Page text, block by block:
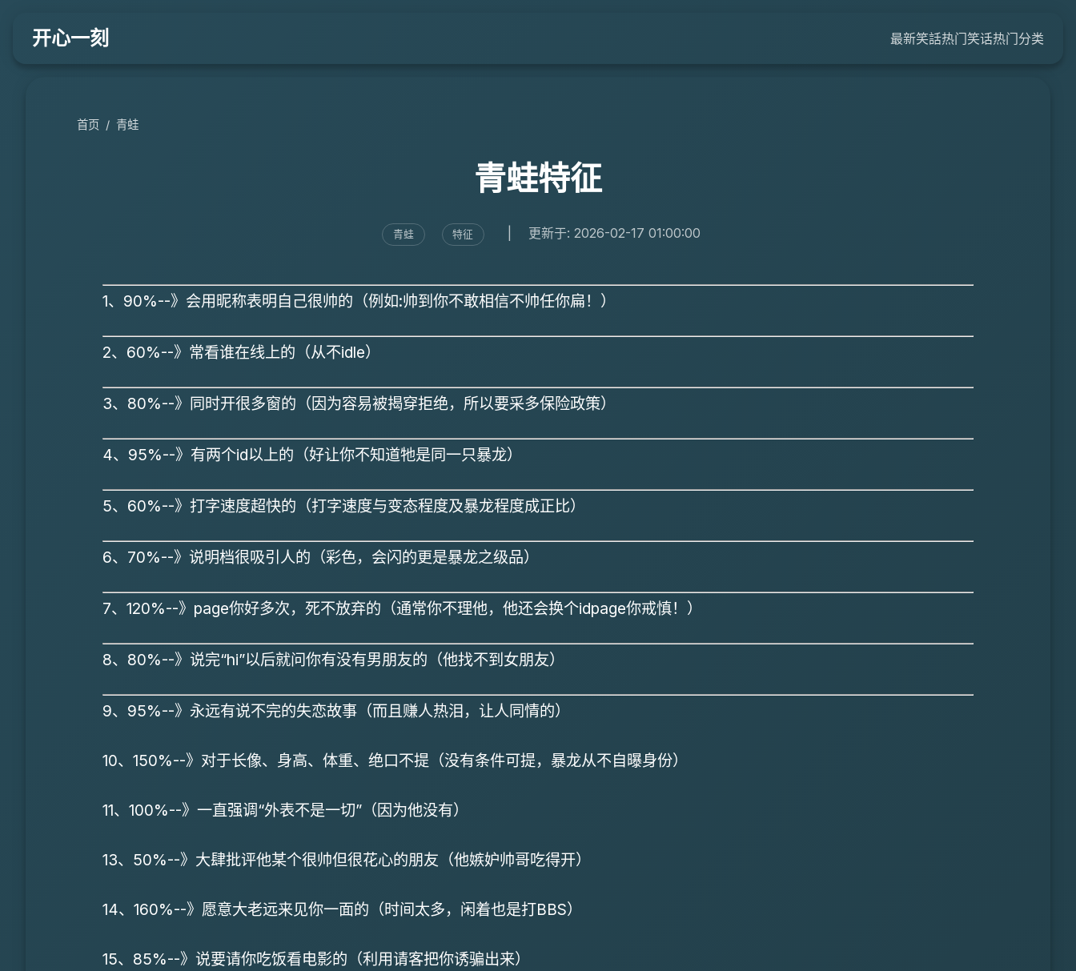
开心一刻 最新笑話热门笑话热门分类
首页 / 青蛙
青蛙特征
青蛙 特征 更新于: 2026-02-17 01:00:00
1、90%--》会用昵称表明自己很帅的（例如:帅到你不敢相信不帅任你扁！）
2、60%--》常看谁在线上的（从不idle）
3、80%--》同时开很多窗的（因为容易被揭穿拒绝，所以要采多保险政策）
4、95%--》有两个id以上的（好让你不知道牠是同一只暴龙）
5、60%--》打字速度超快的（打字速度与变态程度及暴龙程度成正比）
6、70%--》说明档很吸引人的（彩色，会闪的更是暴龙之级品）
7、120%--》page你好多次，死不放弃的（通常你不理他，他还会换个idpage你戒慎！）
8、80%--》说完“hi”以后就问你有没有男朋友的（他找不到女朋友）
9、95%--》永远有说不完的失恋故事（而且赚人热泪，让人同情的）
10、150%--》对于长像、身高、体重、绝口不提（没有条件可提，暴龙从不自曝身份）
11、100%--》一直强调“外表不是一切”（因为他没有）
13、50%--》大肆批评他某个很帅但很花心的朋友（他嫉妒帅哥吃得开）
14、160%--》愿意大老远来见你一面的（时间太多，闲着也是打BBS）
15、85%--》说要请你吃饭看电影的（利用请客把你诱骗出来）